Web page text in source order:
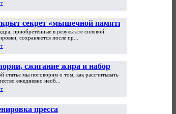
секрет «мышечной памяти»
приобретённые в результате силовой
сохраняются после пр...
сжигание жира и набор
Лайл МакДональд
статье мы поговорим о том, как рассчитывать
ежедневно необ...
пресса